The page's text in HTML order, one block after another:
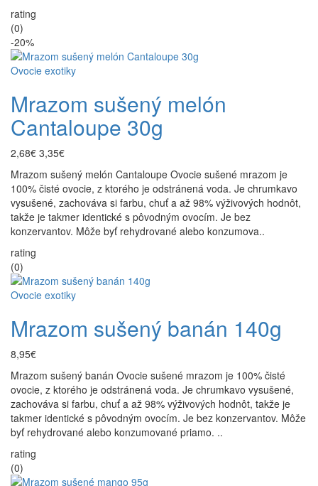
rating
(0)
-20%
Ovocie exotiky
Mrazom sušený melón
Cantaloupe 30g
2,68€ 3,35€
Mrazom sušený melón Cantaloupe Ovocie sušené mrazom je
100% čisté ovocie, z ktorého je odstránená voda. Je chrumkavo
vysušené, zachováva si farbu, chuť a až 98% výživových hodnôt,
takže je takmer identické s pôvodným ovocím. Je bez
konzervantov. Môže byť rehydrované alebo konzumova..
rating
(0)
Ovocie exotiky
Mrazom sušený banán 140g
8,95€
Mrazom sušený banán Ovocie sušené mrazom je 100% čisté
ovocie, z ktorého je odstránená voda. Je chrumkavo vysušené,
zachováva si farbu, chuť a až 98% výživových hodnôt, takže je
takmer identické s pôvodným ovocím. Je bez konzervantov. Môže
byť rehydrované alebo konzumované priamo. ..
rating
(0)